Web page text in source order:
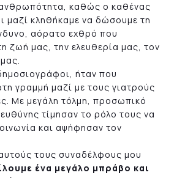
καθώς ο καθένας
μαζί κληθήκαμε να δώσουμε τη
αόρατο εχθρό που
ζωή μας, την ελευθερία μας, τον
ήταν που
γραμμή μαζί με τους γιατρούς
Με μεγάλη τόλμη, προσωπικό
τίμησαν το ρόλο τους να
και αψήφησαν τον
τους συναδέλφους μου
ένα μεγάλο μπράβο και